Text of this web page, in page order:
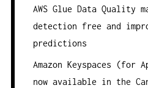
AWS Glue Data Quality
detection free and
predictions
Amazon Keyspaces (for
now available in the